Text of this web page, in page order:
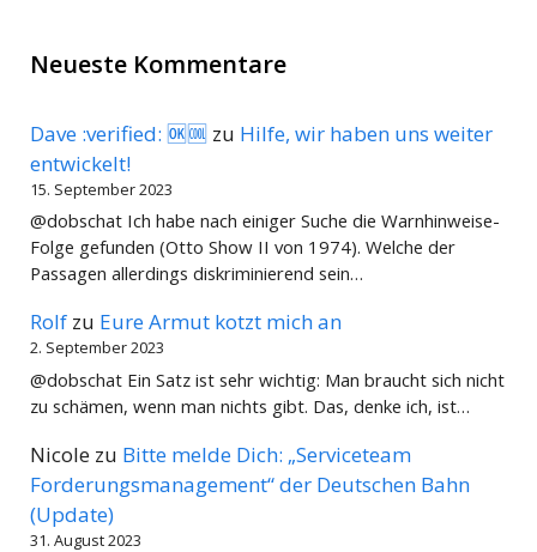
Neueste Kommentare
Dave :verified: 🆗🆒 zu Hilfe, wir haben uns weiter
entwickelt!
15. September 2023
@dobschat Ich habe nach einiger Suche die Warnhinweise-
Folge gefunden (Otto Show II von 1974). Welche der
Passagen allerdings diskriminierend sein…
Rolf zu Eure Armut kotzt mich an
2. September 2023
@dobschat Ein Satz ist sehr wichtig: Man braucht sich nicht
zu schämen, wenn man nichts gibt. Das, denke ich, ist…
Nicole zu Bitte melde Dich: „Serviceteam
Forderungsmanagement“ der Deutschen Bahn
(Update)
31. August 2023